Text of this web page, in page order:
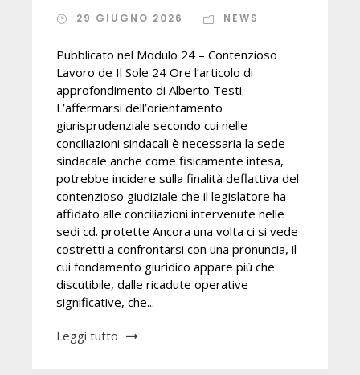
29 GIUGNO 2026 NEWS
Pubblicato nel Modulo 24 – Contenzioso
Lavoro de Il Sole 24 Ore l’articolo di
approfondimento di Alberto Testi.
L’affermarsi dell’orientamento
giurisprudenziale secondo cui nelle
conciliazioni sindacali è necessaria la sede
sindacale anche come fisicamente intesa,
potrebbe incidere sulla finalità deflattiva del
contenzioso giudiziale che il legislatore ha
affidato alle conciliazioni intervenute nelle
sedi cd. protette Ancora una volta ci si vede
costretti a confrontarsi con una pronuncia, il
cui fondamento giuridico appare più che
discutibile, dalle ricadute operative
significative, che...
Leggi tutto